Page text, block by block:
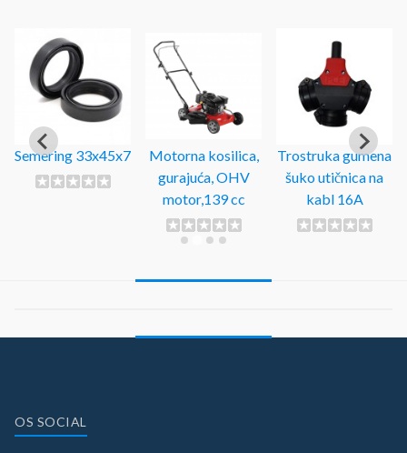
Semering 33x45x7
Motorna kosilica,
gurajuća, OHV
motor,139 cc
Trostruka gumena
šuko utičnica na
kabl 16A
OS SOCIAL